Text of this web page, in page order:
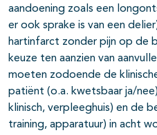
aandoening zoals een
er ook sprake is van een
hartinfarct zonder pijn op de
keuze ten aanzien van
moeten zodoende de
patiënt (o.a. kwetsbaar ja/
klinisch, verpleeghuis) en de
training, apparatuur) in acht